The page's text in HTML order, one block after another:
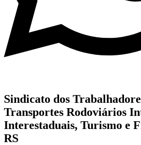
Sindicato dos
Transportes Rodoviários
Interestaduais, Turismo e
RS